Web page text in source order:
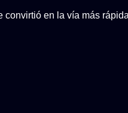
convirtió en la vía más